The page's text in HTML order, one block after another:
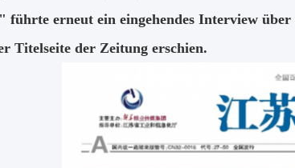
führte erneut ein eingehendes Interview
Titelseite der Zeitung erschien.